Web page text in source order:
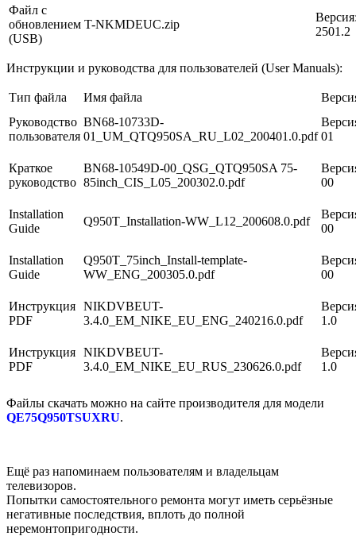
Файл с
обновлением
(USB)
T-NKMDEUC.zip
2501.2
Инструкции и руководства для пользователей (User Manuals):
Тип файла Имя файла
Руководство
пользователя
BN68-10733D-
01_UM_QTQ950SA_RU_L02_200401.0.pdf 01
Краткое
руководство
BN68-10549D-00_QSG_QTQ950SA 75-
85inch_CIS_L05_200302.0.pdf
00
Installation
Guide
Q950T_Installation-WW_L12_200608.0.pdf
00
Installation
Guide
Q950T_75inch_Install-template-
WW_ENG_200305.0.pdf
00
Инструкция
PDF
NIKDVBEUT-
3.4.0_EM_NIKE_EU_ENG_240216.0.pdf
1.0
Инструкция
PDF
NIKDVBEUT-
3.4.0_EM_NIKE_EU_RUS_230626.0.pdf
1.0
Файлы скачать можно на сайте производителя для модели
QE75Q950TSUXRU.
Ещё раз напоминаем пользователям и владельцам
телевизоров.
Попытки самостоятельного ремонта могут иметь серьёзные
негативные последствия, вплоть до полной
неремонтопригодности.